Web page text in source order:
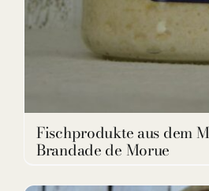
Fischprodukte aus dem
Brandade de Morue